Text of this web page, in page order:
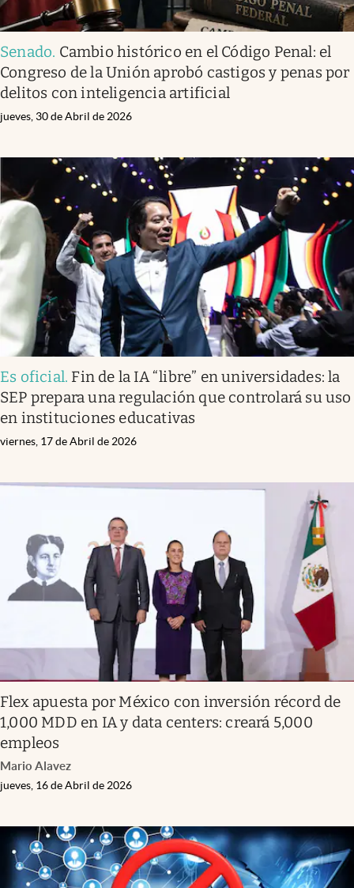
Senado. Cambio histórico en el Código Penal: el
Congreso de la Unión aprobó castigos y penas por
delitos con inteligencia artificial
jueves, 30 de Abril de 2026
Es oficial. Fin de la IA “libre” en universidades: la
SEP prepara una regulación que controlará su uso
en instituciones educativas
viernes, 17 de Abril de 2026
Flex apuesta por México con inversión récord de
1,000 MDD en IA y data centers: creará 5,000
empleos
Mario Alavez
jueves, 16 de Abril de 2026